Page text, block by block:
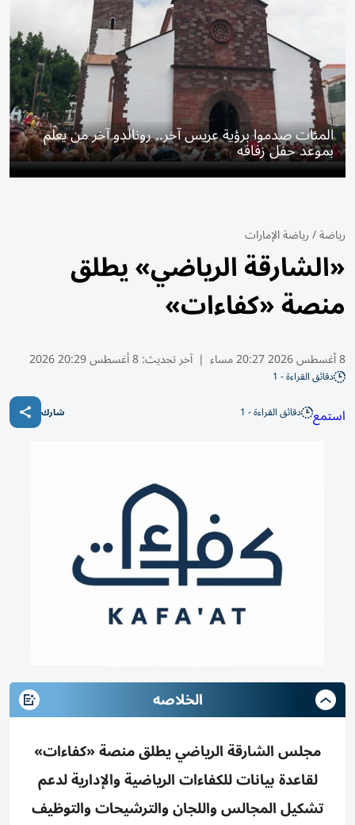
المئات صدموا برؤية عريس آخر.. رونالدو آخر من يعلم
بموعد حفل زفافه
رياضة/رياضة الإمارات
«الشارقة الرياضي» يطلق
منصة «كفاءات»
8 أغسطس 2026 20:27 مساء | آخر تحديث:8 أغسطس 20:29 2026
دقائق القراءة - 1
استمع دقائق القراءة - 1 شارك
الخلاصه
مجلس الشارقة الرياضي يطلق منصة «كفاءات»
لقاعدة بيانات للكفاءات الرياضية والإدارية لدعم
تشكيل المجالس واللجان والترشيحات والتوظيف